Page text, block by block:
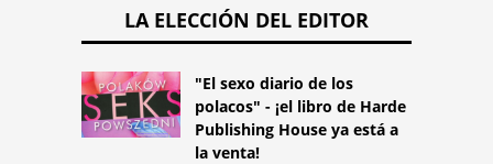
LA ELECCIÓN DEL EDITOR
"El sexo diario de los
polacos" - ¡el libro de Harde
Publishing House ya está a
la venta!